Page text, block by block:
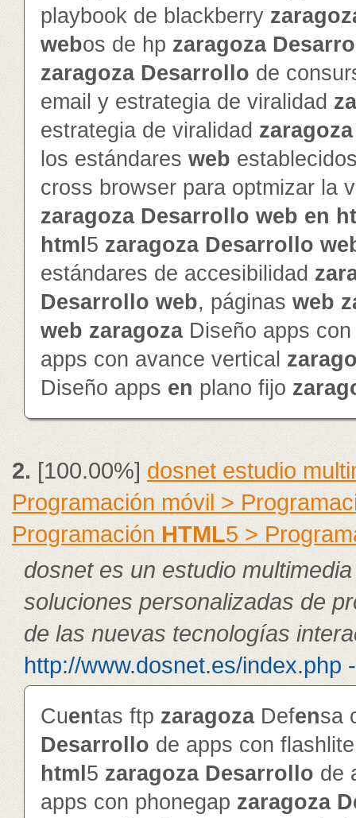
playbook de blackberry
webos de hp zaragoza
zaragoza Desarrollo de
email y estrategia de viralidad
estrategia de viralidad zaragoza
los estándares web
cross browser para optmizar la
zaragoza Desarrollo web en
html 5 zaragoza Desarrollo
estándares de accesibilidad
Desarrollo web, páginas web
web zaragozaDiseño apps
apps con avance vertical
Diseño apps en plano fijo
2.[100.00%]dosnet estudio
Programación móvil >
ProgramaciónHTML5 >
dosnet es un estudio
soluciones personalizadas de
de las nuevas tecnologías
http://www.dosnet.es/index.php
Cuentas ftp zaragozaDefensa
Desarrollo de apps con
html 5 zaragoza Desarrollo de
apps con phonegap zaragoza